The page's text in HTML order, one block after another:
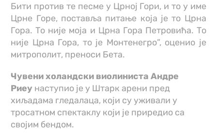
Бити против те песме у Црној Гори, и то у име
Црне Горе, поставља питање која је то Црна
Гора. То није моја и Црна Гора Петровића. То
није Црна Гора, то је Монтенегро”, оценио је
митрополит, преноси Бета.
Чувенихоландски виолинистаАндре
Риеу наступио је у Штарк арени пред
хиљадама гледалаца, који су уживали у
тросатном спектаклу који је приредио са
својим бендом.